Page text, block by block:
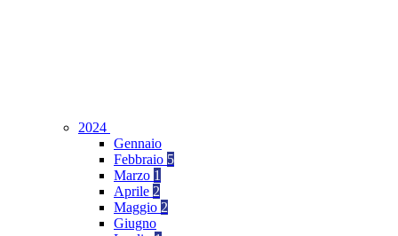
2024
Gennaio
Febbraio 5
Marzo 1
Aprile 2
Maggio 2
Giugno